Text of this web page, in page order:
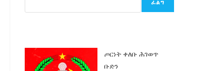
ፈልግ
ጦርነት ቀለቡ ሕገወጥ
ቡድን